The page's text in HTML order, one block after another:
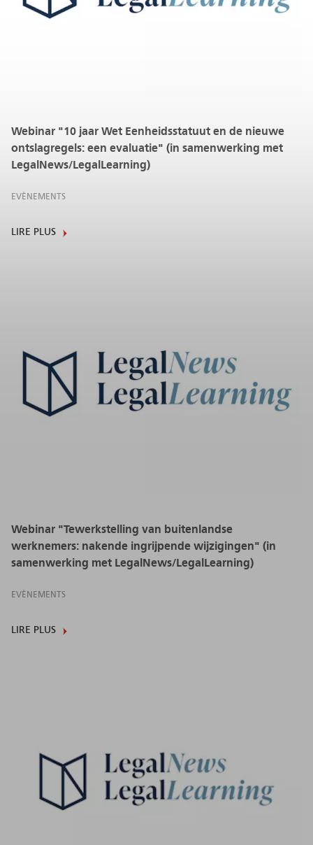
Webinar "10 jaar Wet Eenheidsstatuut en de nieuwe
ontslagregels: een evaluatie" (in samenwerking met
LegalNews/LegalLearning)
EVÈNEMENTS
LIRE PLUS
Webinar "Tewerkstelling van buitenlandse
werknemers: nakende ingrijpende wijzigingen" (in
samenwerking met LegalNews/LegalLearning)
EVÈNEMENTS
LIRE PLUS